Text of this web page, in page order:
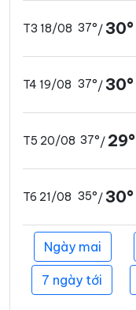
T3 18/08 37°/30°
T4 19/08 37°/30°
T5 20/08 37°/ 29°
T6 21/08 35°/30°
Ngày mai
7 ngày tới